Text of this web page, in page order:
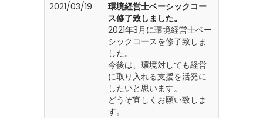
2021/03/19
環境経営士ベーシックコー
ス修了致しました。
2021年3月に環境経営士ベー
シックコースを修了致しま
した。
今後は、環境対しても経営
に取り入れる支援を活発に
したいと思います。
どうぞ宜しくお願い致しま
す。